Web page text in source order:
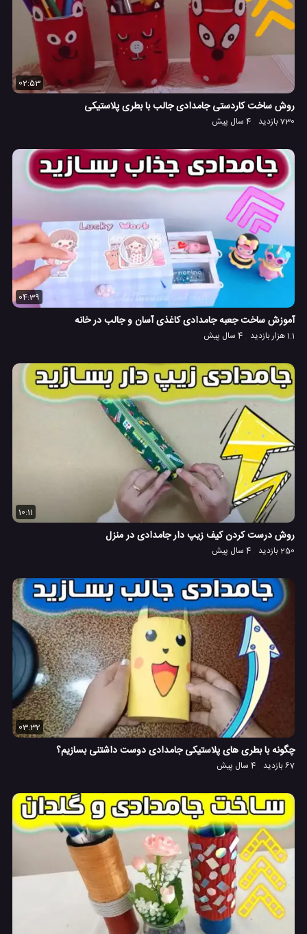
02:53
روش ساخت کاردستی جامدادی جالب با بطری پلاستیکی
730 بازدید 4 سال پیش
04:39
آموزش ساخت جعبه جامدادی کاغذی آسان و جالب در خانه
1.1 هزار بازدید 4 سال پیش
10:11
روش درست کردن کیف زیپ دار جامدادی در منزل
250 بازدید 4 سال پیش
03:32
چگونه با بطری های پلاستیکی جامدادی دوست داشتنی بسازیم؟
67 بازدید 4 سال پیش